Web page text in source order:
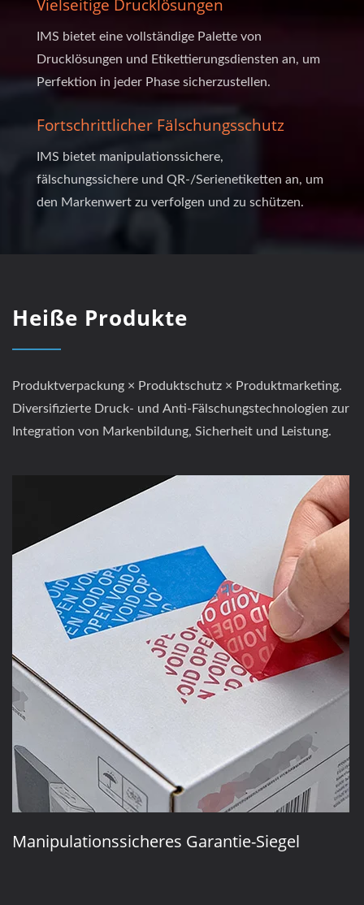
Vielseitige Drucklösungen
IMS bietet eine vollständige Palette von
Drucklösungen und Etikettierungsdiensten an, um
Perfektion in jeder Phase sicherzustellen.
Fortschrittlicher Fälschungsschutz
IMS bietet manipulationssichere,
fälschungssichere und QR-/Serienetiketten an, um
den Markenwert zu verfolgen und zu schützen.
Heiße Produkte
Produktverpackung × Produktschutz × Produktmarketing.
Diversifizierte Druck- und Anti-Fälschungstechnologien zur
Integration von Markenbildung, Sicherheit und Leistung.
Manipulationssicheres Garantie-Siegel